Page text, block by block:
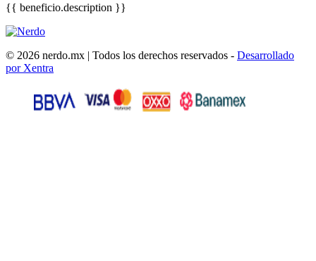
{{ beneficio.description }}
© 2026 nerdo.mx | Todos los derechos reservados - Desarrollado
por Xentra